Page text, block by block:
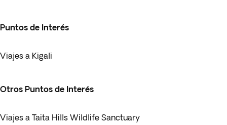
Puntos de Interés
Viajes a Kigali
Otros Puntos de Interés
Viajes a Taita Hills Wildlife Sanctuary